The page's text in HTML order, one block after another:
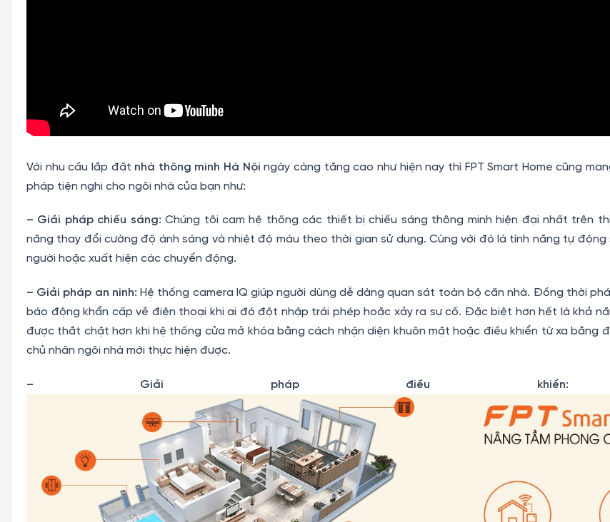
Với nhu cầu lắp đặt nhà thông minh Hà Nội ngày càng tăng cao như hiện nay thì FPT Smart Home cũng
pháp tiện nghi cho ngôi nhà của bạn như:
– Giải pháp chiếu sáng: Chúng tôi cam hệ thống các thiết bị chiếu sáng thông minh hiện đại nhất trên
năng thay đổi cường độ ánh sáng và nhiệt độ màu theo thời gian sử dụng. Cùng với đó là tính năng tự động
người hoặc xuất hiện các chuyển động.
– Giải pháp an ninh: Hệ thống camera IQ giúp người dùng dễ dàng quan sát toàn bộ căn nhà. Đồng thời
báo động khẩn cấp về điện thoại khi ai đó đột nhập trái phép hoặc xảy ra sự cố. Đặc biệt hơn hết là khả
được thắt chặt hơn khi hệ thống cửa mở khóa bằng cách nhận diện khuôn mặt hoặc điều khiển từ xa bằng
chủ nhân ngôi nhà mới thực hiện được.
– Giải pháp điều khiển: